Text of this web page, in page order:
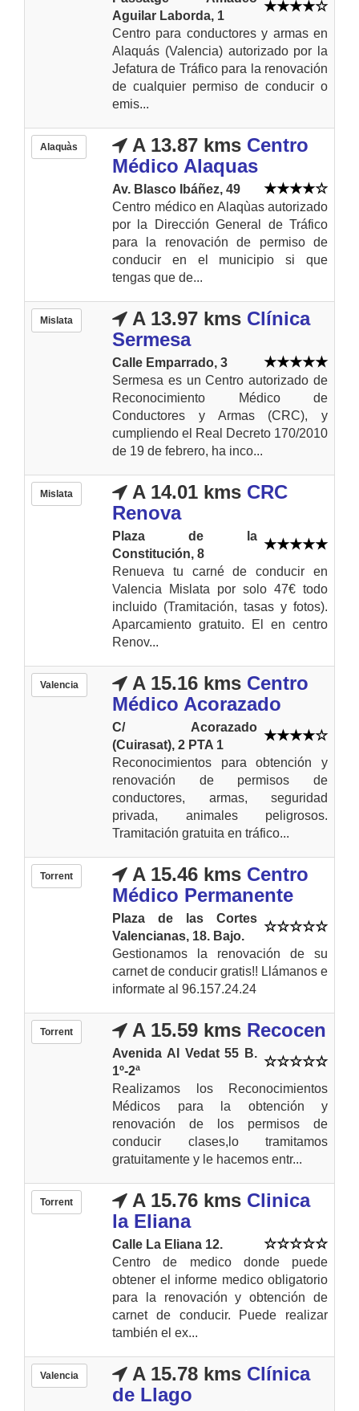
Aguilar Laborda, 1
Centro para conductores y armas en
Alaquás (Valencia) autorizado por la
Jefatura de Tráfico para la renovación
de cualquier permiso de conducir o
emis...
Alaquàs A 13.87 kms Centro
Médico Alaquas
Av. Blasco Ibáñez, 49
Centro médico en Alaqùas autorizado
por la Dirección General de Tráfico
para la renovación de permiso de
conducir en el municipio si que
tengas que de...
Mislata A 13.97 kms Clínica
Sermesa
Calle Emparrado, 3
Sermesa es un Centro autorizado de
Reconocimiento Médico de
Conductores y Armas (CRC), y
cumpliendo el Real Decreto 170/2010
de 19 de febrero, ha inco...
Mislata A 14.01 kms CRC
Renova
Plaza de la
Constitución, 8
Renueva tu carné de conducir en
Valencia Mislata por solo 47€ todo
incluido (Tramitación, tasas y fotos).
Aparcamiento gratuito. El en centro
Renov...
Valencia A 15.16 kms Centro
Médico Acorazado
C/ Acorazado
(Cuirasat), 2 PTA 1
Reconocimientos para obtención y
renovación de permisos de
conductores, armas, seguridad
privada, animales peligrosos.
Tramitación gratuita en tráfico...
Torrent A 15.46 kms Centro
Médico Permanente
Plaza de las Cortes
Valencianas, 18. Bajo.
Gestionamos la renovación de su
carnet de conducir gratis!! Llámanos e
informate al 96.157.24.24
Torrent A 15.59 kms Recocen
Avenida Al Vedat 55 B.
1º-2ª
Realizamos los Reconocimientos
Médicos para la obtención y
renovación de los permisos de
conducir clases,lo tramitamos
gratuitamente y le hacemos entr...
Torrent A 15.76 kms Clinica
la Eliana
Calle La Eliana 12.
Centro de medico donde puede
obtener el informe medico obligatorio
para la renovación y obtención de
carnet de conducir. Puede realizar
también el ex...
Valencia A 15.78 kms Clínica
de Llago